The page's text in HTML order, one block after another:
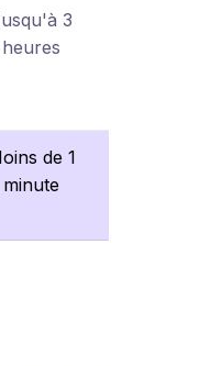
3
heures
de 1
minute